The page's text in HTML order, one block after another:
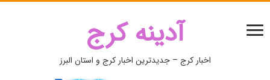
آدینه کرج
اخبار کرج – جدیدترین اخبار کرج و استان البرز